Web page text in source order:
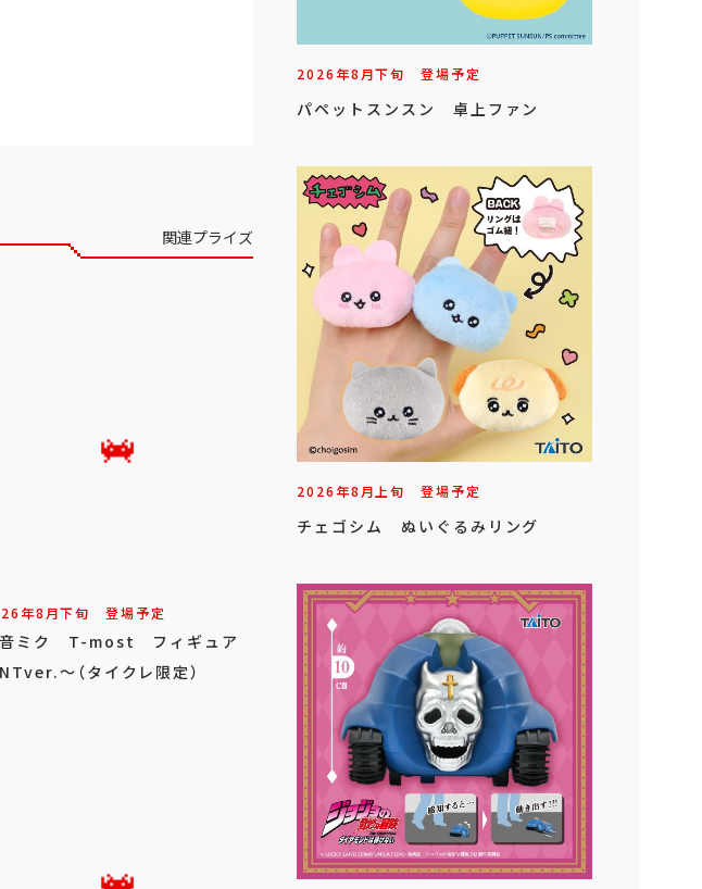
関連プライズ
年8月下旬 登場予定
ミク T-most フィギュア
～（タイクレ限定）
2026年8月下旬 登場予定
パペットスンスン 卓上ファン
2026年8月上旬 登場予定
チェゴシム ぬいぐるみリング